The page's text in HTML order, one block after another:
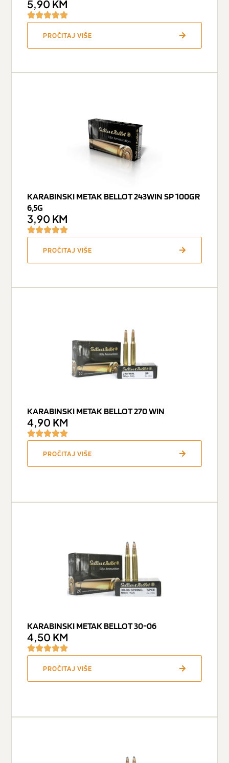
5,90 KM
PROČITAJ VIŠE
KARABINSKI METAK BELLOT 243WIN SP 100GR
6,5G
3,90 KM
PROČITAJ VIŠE
KARABINSKI METAK BELLOT 270 WIN
4,90 KM
PROČITAJ VIŠE
KARABINSKI METAK BELLOT 30-06
4,50 KM
PROČITAJ VIŠE